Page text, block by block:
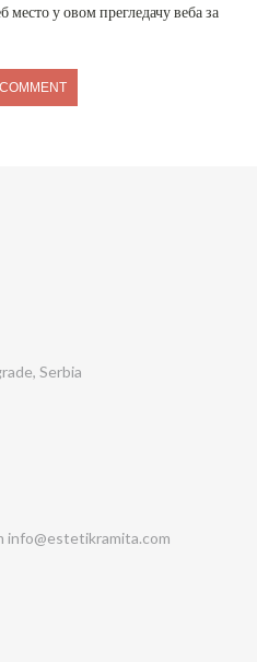
место у овом прегледачу веба за
Serbia
info@estetikramita.com